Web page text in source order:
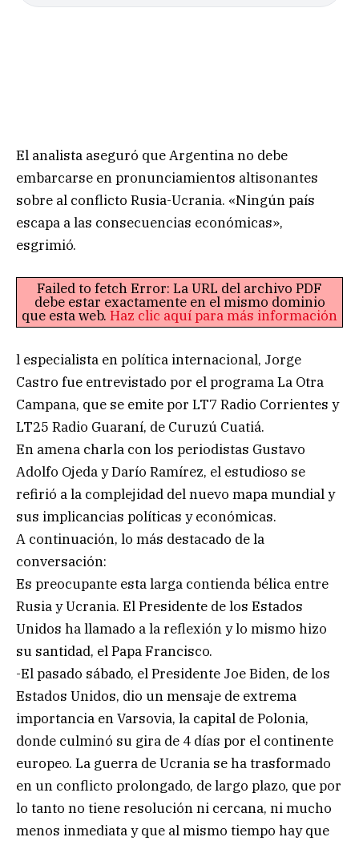
El analista aseguró que Argentina no debe
embarcarse en pronunciamientos altisonantes
sobre al conflicto Rusia-Ucrania. «Ningún país
escapa a las consecuencias económicas»,
esgrimió.
Failed to fetch Error: La URL del archivo PDF
debe estar exactamente en el mismo dominio
que esta web. Haz clic aquí para más información
l especialista en política internacional, Jorge
Castro fue entrevistado por el programa La Otra
Campana, que se emite por LT7 Radio Corrientes y
LT25 Radio Guaraní, de Curuzú Cuatiá.
En amena charla con los periodistas Gustavo
Adolfo Ojeda y Darío Ramírez, el estudioso se
refirió a la complejidad del nuevo mapa mundial y
sus implicancias políticas y económicas.
A continuación, lo más destacado de la
conversación:
Es preocupante esta larga contienda bélica entre
Rusia y Ucrania. El Presidente de los Estados
Unidos ha llamado a la reflexión y lo mismo hizo
su santidad, el Papa Francisco.
-El pasado sábado, el Presidente Joe Biden, de los
Estados Unidos, dio un mensaje de extrema
importancia en Varsovia, la capital de Polonia,
donde culminó su gira de 4 días por el continente
europeo. La guerra de Ucrania se ha trasformado
en un conflicto prolongado, de largo plazo, que por
lo tanto no tiene resolución ni cercana, ni mucho
menos inmediata y que al mismo tiempo hay que